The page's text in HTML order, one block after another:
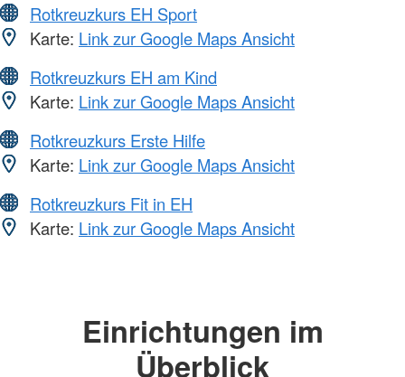
Rotkreuzkurs EH Sport
Karte: Link zur Google Maps Ansicht
Rotkreuzkurs EH am Kind
Karte: Link zur Google Maps Ansicht
Rotkreuzkurs Erste Hilfe
Karte: Link zur Google Maps Ansicht
Rotkreuzkurs Fit in EH
Karte: Link zur Google Maps Ansicht
Einrichtungen im
Überblick